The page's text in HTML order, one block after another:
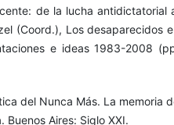
de la lucha antidictatorial
(Coord.), Los desaparecidos
e ideas 1983-2008
del Nunca Más. La memoria
Buenos Aires: Siglo XXI.